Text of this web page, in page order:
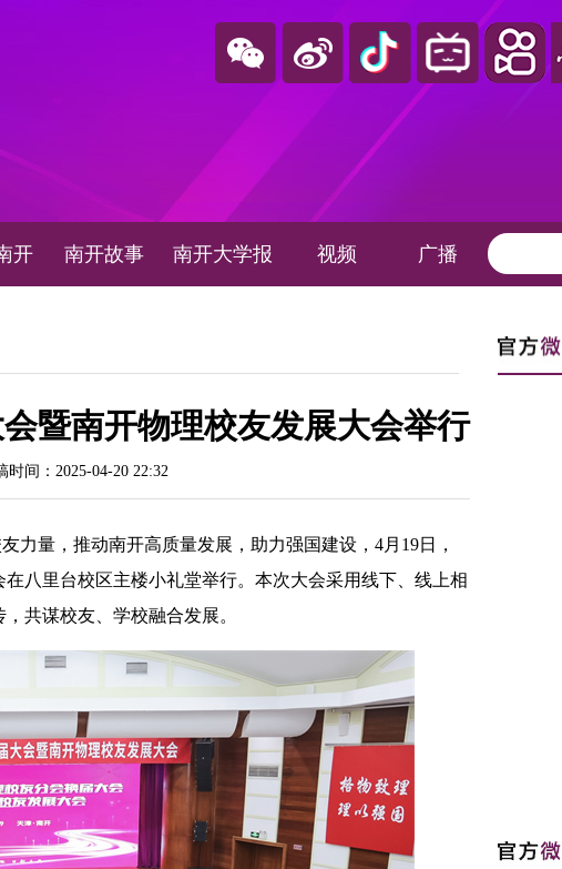
开 南开故事 南开大学报 视频 广播
暨南开物理校友发展大会举行
时间：2025-04-20 22:32
力量，推动南开高质量发展，助力强国建设，4月19日，
八里台校区主楼小礼堂举行。本次大会采用线下、线上相
共谋校友、学校融合发展。